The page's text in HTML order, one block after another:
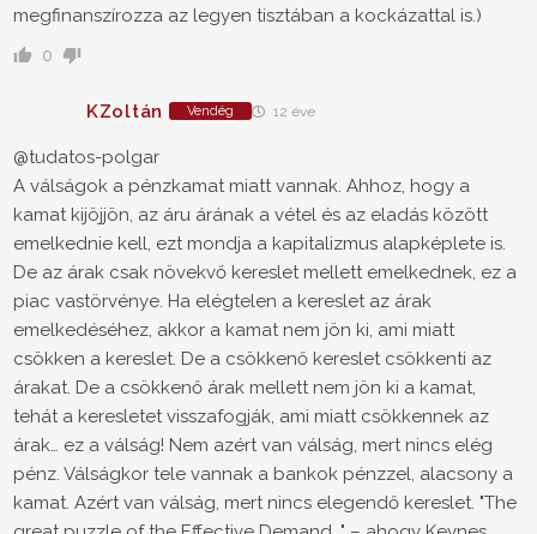
megfinanszírozza az legyen tisztában a kockázattal is.)
0
KZoltán Vendég 12 éve
@tudatos-polgar
A válságok a pénzkamat miatt vannak. Ahhoz, hogy a
kamat kijöjjön, az áru árának a vétel és az eladás között
emelkednie kell, ezt mondja a kapitalizmus alapképlete is.
De az árak csak növekvő kereslet mellett emelkednek, ez a
piac vastörvénye. Ha elégtelen a kereslet az árak
emelkedéséhez, akkor a kamat nem jön ki, ami miatt
csökken a kereslet. De a csökkenő kereslet csökkenti az
árakat. De a csökkenő árak mellett nem jön ki a kamat,
tehát a keresletet visszafogják, ami miatt csökkennek az
árak… ez a válság! Nem azért van válság, mert nincs elég
pénz. Válságkor tele vannak a bankok pénzzel, alacsony a
kamat. Azért van válság, mert nincs elegendő kereslet. "The